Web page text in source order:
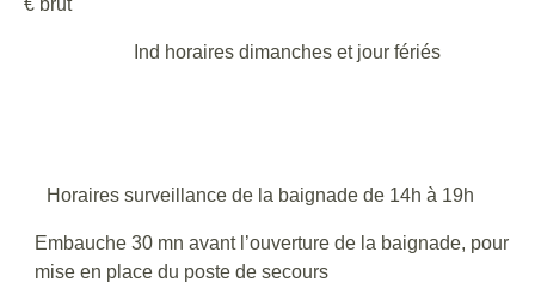
Ind horaires dimanches et jour fériés
Horaires surveillance de la baignade de 14h à 19h
Embauche 30 mn avant l’ouverture de la baignade, pour
mise en place du poste de secours